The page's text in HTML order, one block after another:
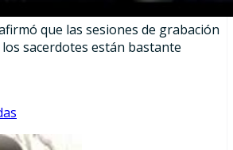
que las sesiones de grabación
sacerdotes están bastante